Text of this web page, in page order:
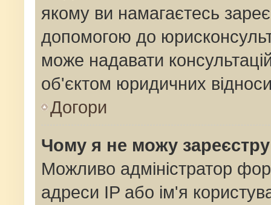
якому ви намагаєтесь
допомогою до
може надавати
об'єктом юридичних
Догори
Чому я не можу
Можливо адміністратор
адреси IP або ім'я